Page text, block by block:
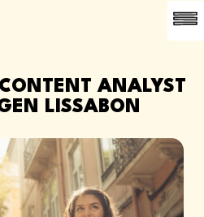
ANALYST
LISSABON